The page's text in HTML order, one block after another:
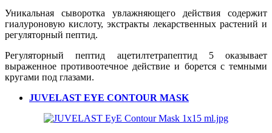
Уникальная сыворотка увлажняющего действия содержит
гиалуроновую кислоту, экстракты лекарственных растений и
регуляторный пептид.
Регуляторный пептид ацетилтетрапептид 5 оказывает
выраженное противоотечное действие и борется с темными
кругами под глазами.
JUVELAST EYE CONTOUR MASK